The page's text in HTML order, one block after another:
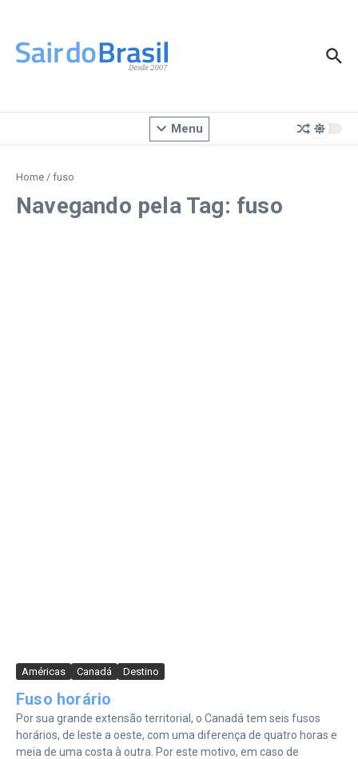
Menu
Home / fuso
Navegando pela Tag: fuso
Américas Canadá Destino
Fuso horário
Por sua grande extensão territorial, o Canadá tem seis fusos
horários, de leste a oeste, com uma diferença de quatro horas e
meia de uma costa à outra. Por este motivo, em caso de